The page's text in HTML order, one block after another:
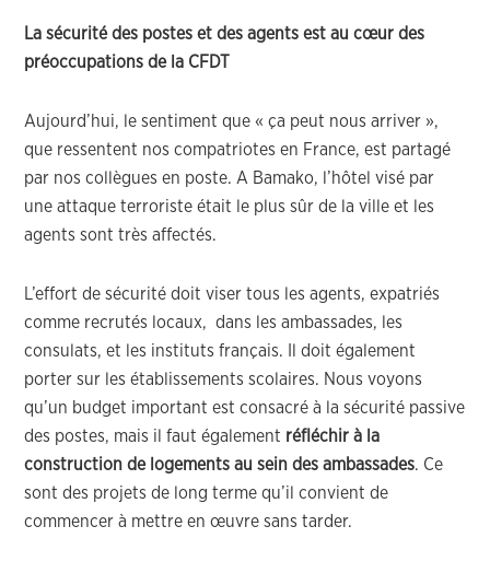
La sécurité des postes et des agents est au cœur des
préoccupations de la CFDT
Aujourd’hui, le sentiment que « ça peut nous arriver »,
que ressentent nos compatriotes en France, est partagé
par nos collègues en poste. A Bamako, l’hôtel visé par
une attaque terroriste était le plus sûr de la ville et les
agents sont très affectés.
L’effort de sécurité doit viser tous les agents, expatriés
comme recrutés locaux, dans les ambassades, les
consulats, et les instituts français. Il doit également
porter sur les établissements scolaires. Nous voyons
qu’un budget important est consacré à la sécurité passive
des postes, mais il faut également réfléchir à la
construction de logements au sein des ambassades. Ce
sont des projets de long terme qu’il convient de
commencer à mettre en œuvre sans tarder.